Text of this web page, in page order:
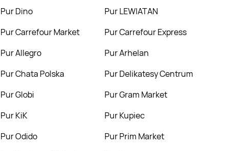
Pur Dino
Pur LEWIATAN
Pur Carrefour Market
Pur Carrefour Express
Pur Allegro
Pur Arhelan
Pur Chata Polska
Pur Delikatesy Centrum
Pur Globi
Pur Gram Market
Pur KiK
Pur Kupiec
Pur Odido
Pur Prim Market